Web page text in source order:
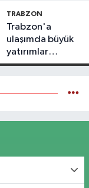
TRABZON
Trabzon'a
ulaşımda büyük
yatırımlar
yapılıyor